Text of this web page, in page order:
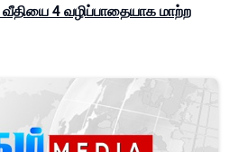
4 வழிப்பாதையாக மாற்ற